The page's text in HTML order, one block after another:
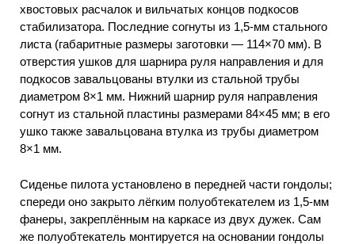
хвостовых расчалок и вильчатых концов подкосов
стабилизатора. Последние согнуты из 1,5-мм стального
листа (габаритные размеры заготовки — 114×70 мм). В
отверстия ушков для шарнира руля направления и для
подкосов завальцованы втулки из стальной трубы
диаметром 8×1 мм. Нижний шарнир руля направления
согнут из стальной пластины размерами 84×45 мм; в его
ушко также завальцована втулка из трубы диаметром
8×1 мм.
Сиденье пилота установлено в передней части гондолы;
спереди оно закрыто лёгким полуобтекателем из 1,5-мм
фанеры, закреплённым на каркасе из двух дужек. Сам
же полуобтекатель монтируется на основании гондолы